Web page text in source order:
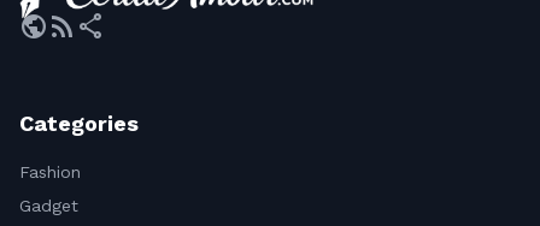
publicrss_feed share
Categories
Fashion
Gadget